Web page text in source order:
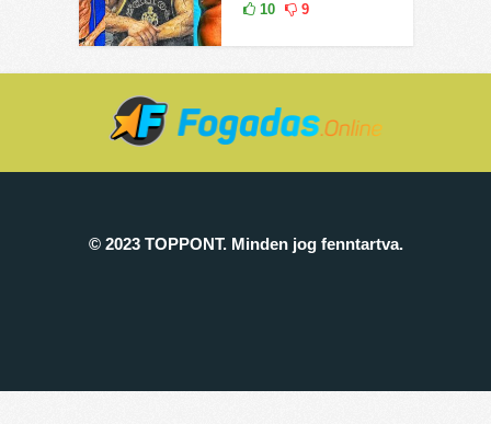
10 9
© 2023 TOPPONT. Minden jog fenntartva.